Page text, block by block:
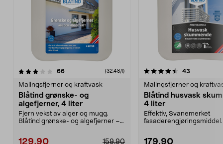
66anmeldelser (32,48/l)
Malingsfjerner og kraftvask
Blåtind grønske- og
algefjerner, 4 liter
Fjern vekst av alger og mugg.
Blåtind grønske- og algefjerner –
129,90 159,90
4.5 av 5 stjerner 43
Malingsfjerner og
Blåtind husvask
4 liter
Effektiv, Svanemerket
179,90
4.5 av 5 stjerner